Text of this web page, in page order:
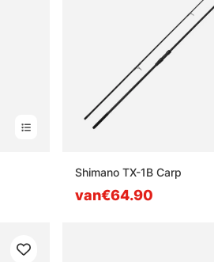
Shimano TX-1B Carp
van€64.90